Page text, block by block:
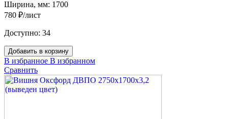
Ширина, мм: 1700
780 ₽/лист
Доступно: 34
Добавить в корзину
В избранное В избранном
Сравнить